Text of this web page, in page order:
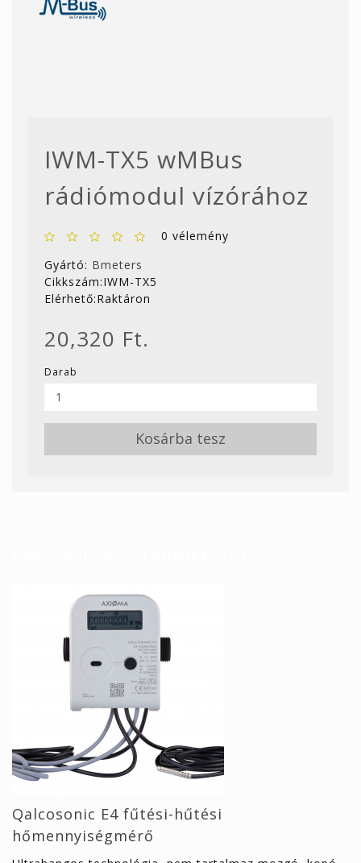
IWM-TX5 wMBus
rádiómodul vízórához
0 vélemény
Gyártó: Bmeters
Cikkszám:IWM-TX5
Elérhető:Raktáron
20,320 Ft.
Darab
Kosárba tesz
Qalcosonic E4 fűtési-hűtési
hőmennyiségmérő